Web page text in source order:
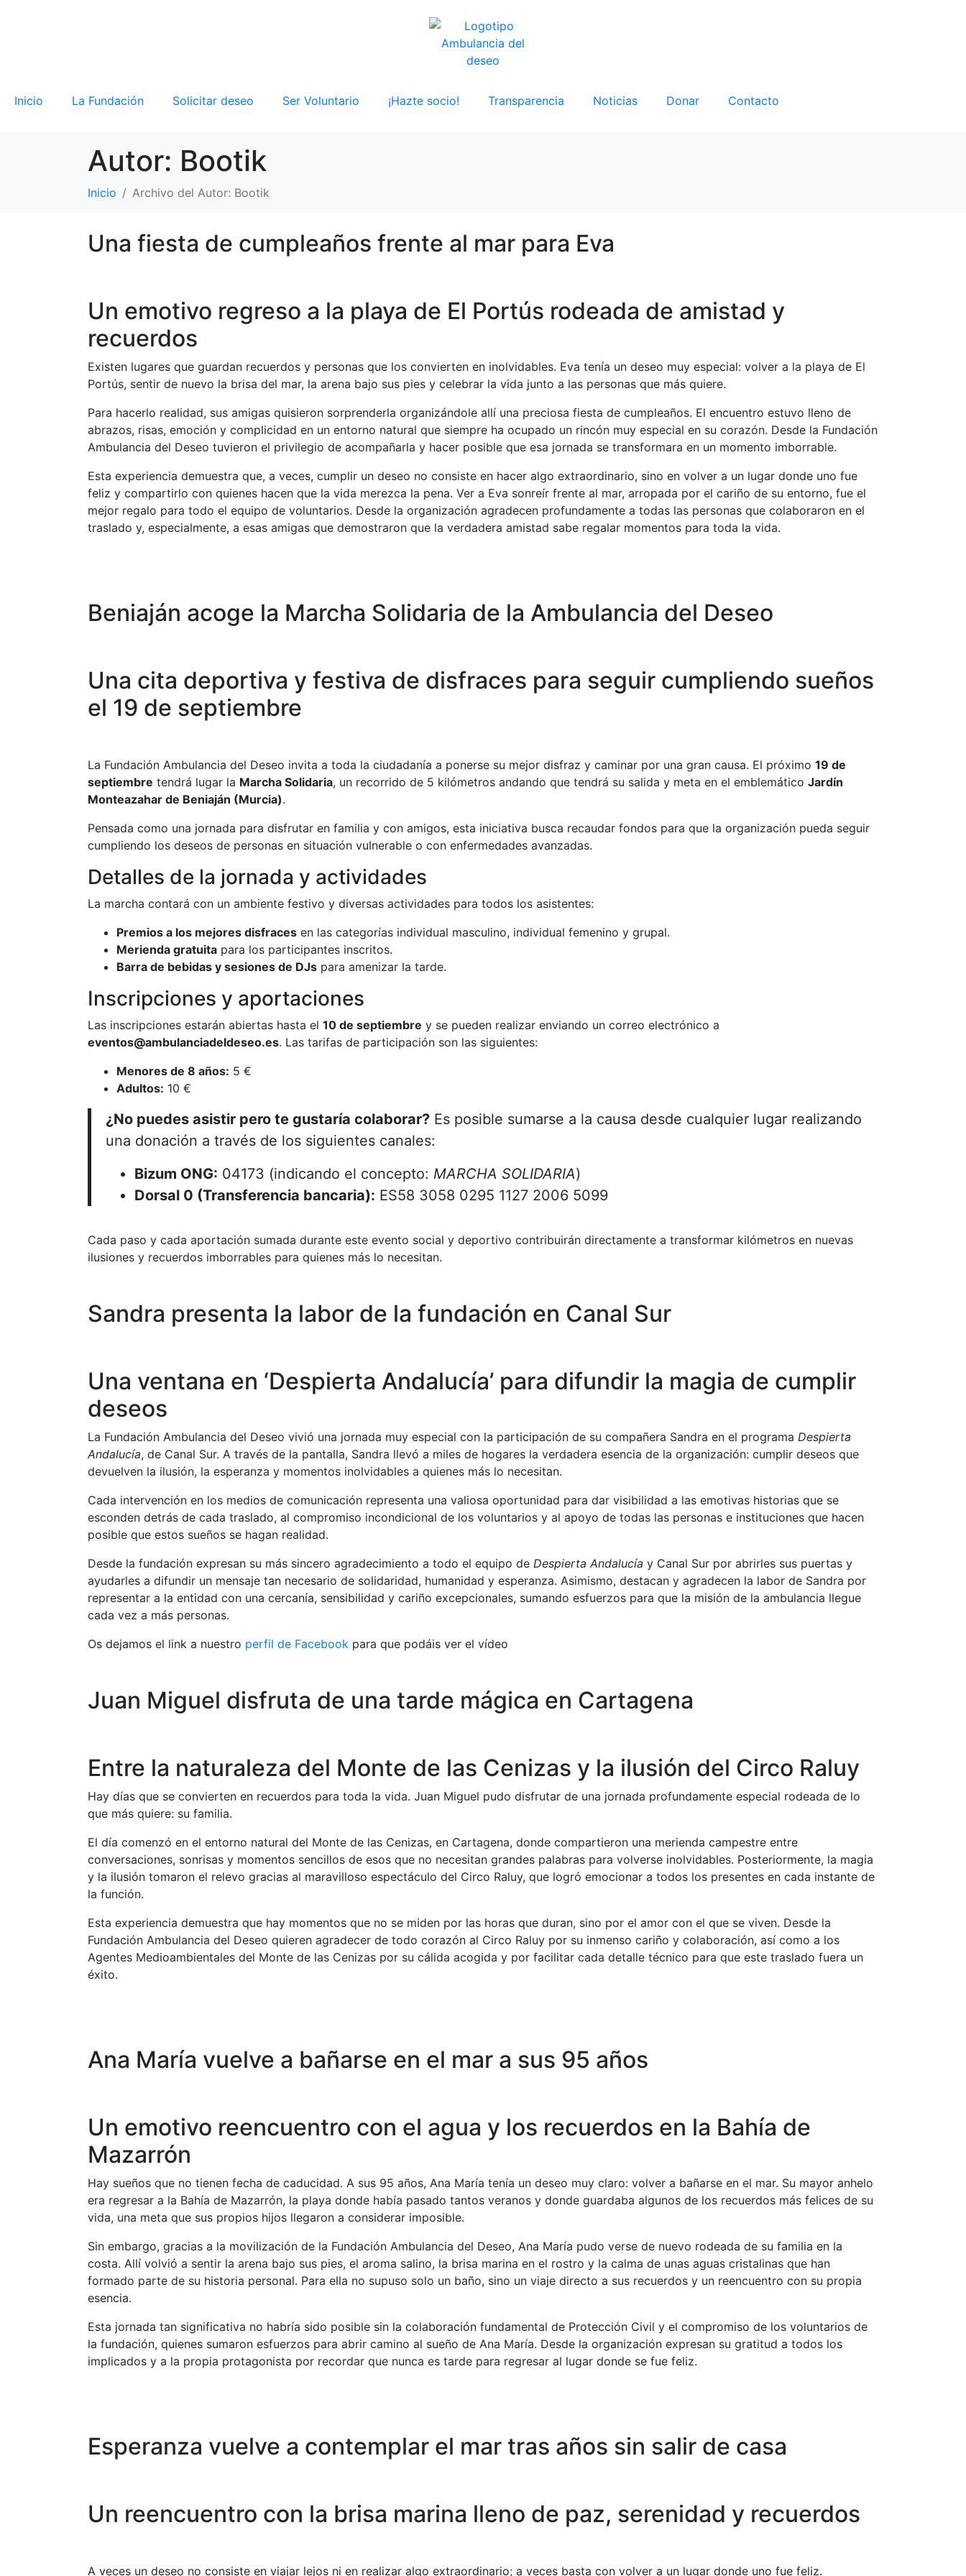
Inicio La Fundación Solicitar deseo Ser Voluntario ¡Hazte socio! Transparencia Noticias Donar Contacto
Autor: Bootik
Inicio Archivo del Autor: Bootik
Una fiesta de cumpleaños frente al mar para Eva
Un emotivo regreso a la playa de El Portús rodeada de amistad y
recuerdos
Existen lugares que guardan recuerdos y personas que los convierten en inolvidables. Eva tenía un deseo muy especial: volver a la playa de El
Portús, sentir de nuevo la brisa del mar, la arena bajo sus pies y celebrar la vida junto a las personas que más quiere.
Para hacerlo realidad, sus amigas quisieron sorprenderla organizándole allí una preciosa fiesta de cumpleaños. El encuentro estuvo lleno de
abrazos, risas, emoción y complicidad en un entorno natural que siempre ha ocupado un rincón muy especial en su corazón. Desde la Fundación
Ambulancia del Deseo tuvieron el privilegio de acompañarla y hacer posible que esa jornada se transformara en un momento imborrable.
Esta experiencia demuestra que, a veces, cumplir un deseo no consiste en hacer algo extraordinario, sino en volver a un lugar donde uno fue
feliz y compartirlo con quienes hacen que la vida merezca la pena. Ver a Eva sonreír frente al mar, arropada por el cariño de su entorno, fue el
mejor regalo para todo el equipo de voluntarios. Desde la organización agradecen profundamente a todas las personas que colaboraron en el
traslado y, especialmente, a esas amigas que demostraron que la verdadera amistad sabe regalar momentos para toda la vida.
Beniaján acoge la Marcha Solidaria de la Ambulancia del Deseo
Una cita deportiva y festiva de disfraces para seguir cumpliendo sueños
el 19 de septiembre
La Fundación Ambulancia del Deseo invita a toda la ciudadanía a ponerse su mejor disfraz y caminar por una gran causa. El próximo 19 de
septiembre tendrá lugar la Marcha Solidaria, un recorrido de 5 kilómetros andando que tendrá su salida y meta en el emblemático Jardín
Monteazahar de Beniaján (Murcia).
Pensada como una jornada para disfrutar en familia y con amigos, esta iniciativa busca recaudar fondos para que la organización pueda seguir
cumpliendo los deseos de personas en situación vulnerable o con enfermedades avanzadas.
Detalles de la jornada y actividades
La marcha contará con un ambiente festivo y diversas actividades para todos los asistentes:
Premios a los mejores disfraces en las categorías individual masculino, individual femenino y grupal.
Merienda gratuita para los participantes inscritos.
Barra de bebidas y sesiones de DJs para amenizar la tarde.
Inscripciones y aportaciones
Las inscripciones estarán abiertas hasta el 10 de septiembre y se pueden realizar enviando un correo electrónico a
eventos@ambulanciadeldeseo.es. Las tarifas de participación son las siguientes:
Menores de 8 años: 5 €
Adultos: 10 €
¿No puedes asistir pero te gustaría colaborar? Es posible sumarse a la causa desde cualquier lugar realizando
una donación a través de los siguientes canales:
Bizum ONG: 04173 (indicando el concepto: MARCHA SOLIDARIA)
Dorsal 0 (Transferencia bancaria): ES58 3058 0295 1127 2006 5099
Cada paso y cada aportación sumada durante este evento social y deportivo contribuirán directamente a transformar kilómetros en nuevas
ilusiones y recuerdos imborrables para quienes más lo necesitan.
Sandra presenta la labor de la fundación en Canal Sur
Una ventana en ‘Despierta Andalucía’ para difundir la magia de cumplir
deseos
La Fundación Ambulancia del Deseo vivió una jornada muy especial con la participación de su compañera Sandra en el programa Despierta
Andalucía, de Canal Sur. A través de la pantalla, Sandra llevó a miles de hogares la verdadera esencia de la organización: cumplir deseos que
devuelven la ilusión, la esperanza y momentos inolvidables a quienes más lo necesitan.
Cada intervención en los medios de comunicación representa una valiosa oportunidad para dar visibilidad a las emotivas historias que se
esconden detrás de cada traslado, al compromiso incondicional de los voluntarios y al apoyo de todas las personas e instituciones que hacen
posible que estos sueños se hagan realidad.
Desde la fundación expresan su más sincero agradecimiento a todo el equipo de Despierta Andalucía y Canal Sur por abrirles sus puertas y
ayudarles a difundir un mensaje tan necesario de solidaridad, humanidad y esperanza. Asimismo, destacan y agradecen la labor de Sandra por
representar a la entidad con una cercanía, sensibilidad y cariño excepcionales, sumando esfuerzos para que la misión de la ambulancia llegue
cada vez a más personas.
Os dejamos el link a nuestro perfil de Facebook para que podáis ver el vídeo
Juan Miguel disfruta de una tarde mágica en Cartagena
Entre la naturaleza del Monte de las Cenizas y la ilusión del Circo Raluy
Hay días que se convierten en recuerdos para toda la vida. Juan Miguel pudo disfrutar de una jornada profundamente especial rodeada de lo
que más quiere: su familia.
El día comenzó en el entorno natural del Monte de las Cenizas, en Cartagena, donde compartieron una merienda campestre entre
conversaciones, sonrisas y momentos sencillos de esos que no necesitan grandes palabras para volverse inolvidables. Posteriormente, la magia
y la ilusión tomaron el relevo gracias al maravilloso espectáculo del Circo Raluy, que logró emocionar a todos los presentes en cada instante de
la función.
Esta experiencia demuestra que hay momentos que no se miden por las horas que duran, sino por el amor con el que se viven. Desde la
Fundación Ambulancia del Deseo quieren agradecer de todo corazón al Circo Raluy por su inmenso cariño y colaboración, así como a los
Agentes Medioambientales del Monte de las Cenizas por su cálida acogida y por facilitar cada detalle técnico para que este traslado fuera un
éxito.
Ana María vuelve a bañarse en el mar a sus 95 años
Un emotivo reencuentro con el agua y los recuerdos en la Bahía de
Mazarrón
Hay sueños que no tienen fecha de caducidad. A sus 95 años, Ana María tenía un deseo muy claro: volver a bañarse en el mar. Su mayor anhelo
era regresar a la Bahía de Mazarrón, la playa donde había pasado tantos veranos y donde guardaba algunos de los recuerdos más felices de su
vida, una meta que sus propios hijos llegaron a considerar imposible.
Sin embargo, gracias a la movilización de la Fundación Ambulancia del Deseo, Ana María pudo verse de nuevo rodeada de su familia en la
costa. Allí volvió a sentir la arena bajo sus pies, el aroma salino, la brisa marina en el rostro y la calma de unas aguas cristalinas que han
formado parte de su historia personal. Para ella no supuso solo un baño, sino un viaje directo a sus recuerdos y un reencuentro con su propia
esencia.
Esta jornada tan significativa no habría sido posible sin la colaboración fundamental de Protección Civil y el compromiso de los voluntarios de
la fundación, quienes sumaron esfuerzos para abrir camino al sueño de Ana María. Desde la organización expresan su gratitud a todos los
implicados y a la propia protagonista por recordar que nunca es tarde para regresar al lugar donde se fue feliz.
Esperanza vuelve a contemplar el mar tras años sin salir de casa
Un reencuentro con la brisa marina lleno de paz, serenidad y recuerdos
A veces un deseo no consiste en viajar lejos ni en realizar algo extraordinario; a veces basta con volver a un lugar donde uno fue feliz.